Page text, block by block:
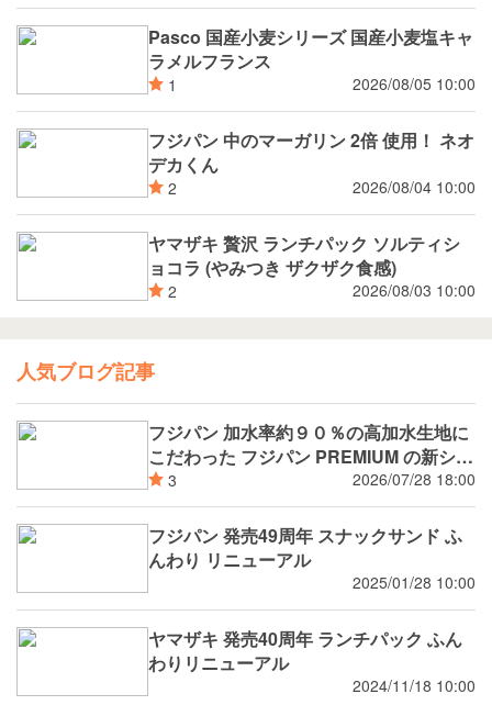
Pasco 国産小麦シリーズ 国産小麦塩キャ
ラメルフランス
1 2026/08/05 10:00
フジパン 中のマーガリン 2倍 使用！ ネオ
デカくん
2 2026/08/04 10:00
ヤマザキ 贅沢 ランチパック ソルティシ
ョコラ (やみつき ザクザク食感)
2 2026/08/03 10:00
人気ブログ記事
フジパン 加水率約９０％の高加水生地に
こだわった フジパン PREMIUM の新シリ
ーズ 潤rich（うるおいりっち）うるおい
サンド ブルーベリー 8月新発売
3 2026/07/28 18:00
フジパン 発売49周年 スナックサンド ふ
んわり リニューアル
2025/01/28 10:00
ヤマザキ 発売40周年 ランチパック ふん
わりリニューアル
2024/11/18 10:00